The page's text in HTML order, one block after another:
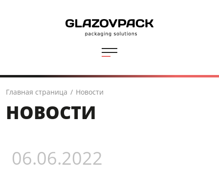
Главная страница / Новости
НОВОСТИ
06.06.2022